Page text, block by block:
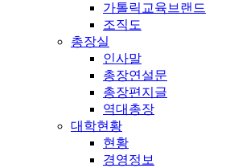
가톨릭교육브랜드
조직도
총장실
인사말
총장연설문
총장편지글
역대총장
대학현황
현황
경영정보